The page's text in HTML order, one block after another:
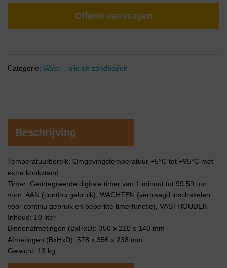
Offerte aanvragen
Categorie: Water-, olie en zandbaden
Beschrijving
Temperatuurbereik: Omgevingstemperatuur +5°C tot +95°C met
extra kookstand
Timer: Geïntegreerde digitale timer van 1 minuut tot 99,59 uur
voor: AAN (continu gebruik), WACHTEN (vertraagd inschakelen
voor continu gebruik en beperkte timerfunctie), VASTHOUDEN
Inhoud: 10 liter
Binnenafmetingen (BxHxD): 350 x 210 x 140 mm
Afmetingen (BxHxD): 578 x 356 x 238 mm
Gewicht: 13 kg